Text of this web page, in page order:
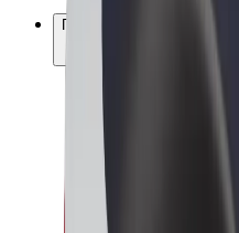
Προϊόντα
Σκούτερς
Αγορά Bolt
Bolt Food